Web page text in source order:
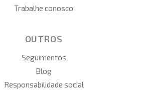
Trabalhe conosco
OUTROS
Seguimentos
Blog
Responsabilidade social